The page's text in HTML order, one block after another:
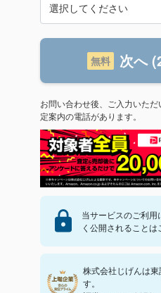
無料 次へ
お問い合わせ後、ご入力いた
定案内の電話があります。
当サービスのご利
く公開されることは
株式会社じげんは
す。